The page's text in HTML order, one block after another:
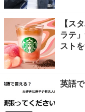
【ス
ラテ
スト
英語